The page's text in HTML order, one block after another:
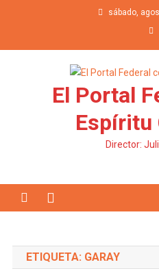
sábado,
El Portal
Espíritu
Director:
ETIQUETA: GARAY